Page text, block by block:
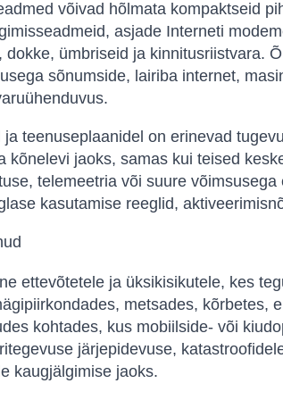
võivad hõlmata kompaktseid
asjade Interneti
dokke, ümbriseid ja kinnitusriistvara.
sõnumside, lairiba internet,
teenuseplaanidel on erinevad
kõnelevi jaoks, samas kui teised
telemeetria või suure
kasutamise reeglid,
ettevõtetele ja üksikisikutele, kes
metsades, kõrbetes,
kohtades, kus mobiilside- või
järjepidevuse,
kaugjälgimise jaoks.